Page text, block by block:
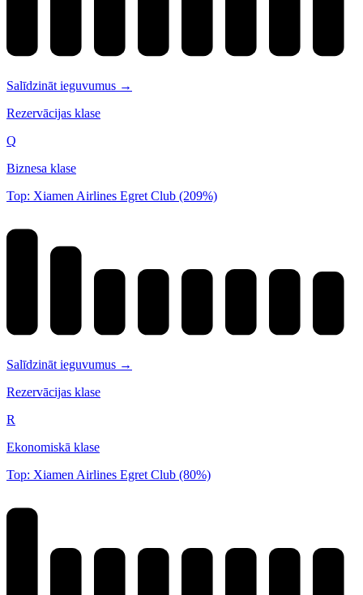
Salīdzināt ieguvumus →
Rezervācijas klase
Q
Biznesa klase
Top: Xiamen Airlines Egret Club (209%)
Salīdzināt ieguvumus →
Rezervācijas klase
R
Ekonomiskā klase
Top: Xiamen Airlines Egret Club (80%)